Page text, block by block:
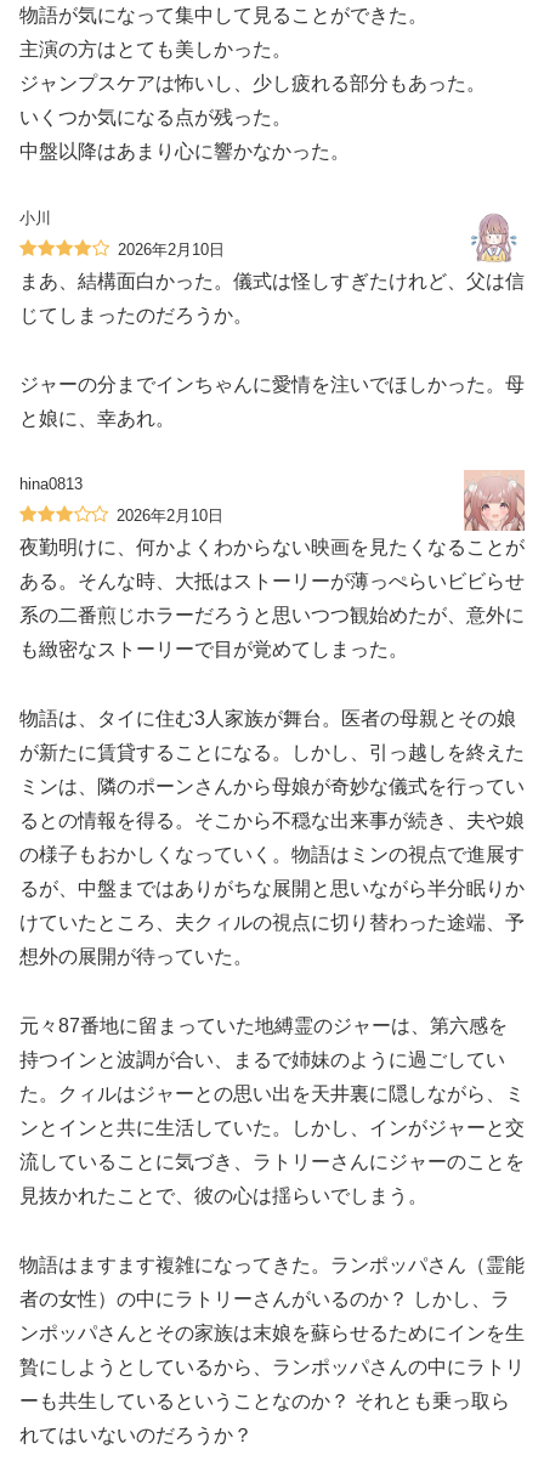
物語が気になって集中して見ることができた。
主演の方はとても美しかった。
ジャンプスケアは怖いし、少し疲れる部分もあった。
いくつか気になる点が残った。
中盤以降はあまり心に響かなかった。
小川
2026年2月10日
まあ、結構面白かった。儀式は怪しすぎたけれど、父は信
じてしまったのだろうか。
ジャーの分までインちゃんに愛情を注いでほしかった。母
と娘に、幸あれ。
hina0813
2026年2月10日
夜勤明けに、何かよくわからない映画を見たくなることが
ある。そんな時、大抵はストーリーが薄っぺらいビビらせ
系の二番煎じホラーだろうと思いつつ観始めたが、意外に
も緻密なストーリーで目が覚めてしまった。
物語は、タイに住む3人家族が舞台。医者の母親とその娘
が新たに賃貸することになる。しかし、引っ越しを終えた
ミンは、隣のポーンさんから母娘が奇妙な儀式を行ってい
るとの情報を得る。そこから不穏な出来事が続き、夫や娘
の様子もおかしくなっていく。物語はミンの視点で進展す
るが、中盤まではありがちな展開と思いながら半分眠りか
けていたところ、夫クィルの視点に切り替わった途端、予
想外の展開が待っていた。
元々87番地に留まっていた地縛霊のジャーは、第六感を
持つインと波調が合い、まるで姉妹のように過ごしてい
た。クィルはジャーとの思い出を天井裏に隠しながら、ミ
ンとインと共に生活していた。しかし、インがジャーと交
流していることに気づき、ラトリーさんにジャーのことを
見抜かれたことで、彼の心は揺らいでしまう。
物語はますます複雑になってきた。ランポッパさん（霊能
者の女性）の中にラトリーさんがいるのか？ しかし、ラ
ンポッパさんとその家族は末娘を蘇らせるためにインを生
贄にしようとしているから、ランポッパさんの中にラトリ
ーも共生しているということなのか？ それとも乗っ取ら
れてはいないのだろうか？